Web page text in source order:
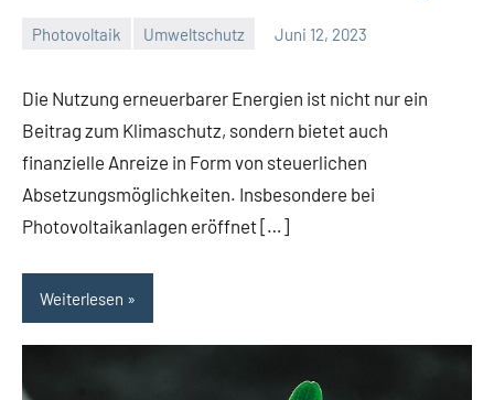
Photovoltaik Umweltschutz Juni 12, 2023
Die Nutzung erneuerbarer Energien ist nicht nur ein
Beitrag zum Klimaschutz, sondern bietet auch
finanzielle Anreize in Form von steuerlichen
Absetzungsmöglichkeiten. Insbesondere bei
Photovoltaikanlagen eröffnet […]
Weiterlesen